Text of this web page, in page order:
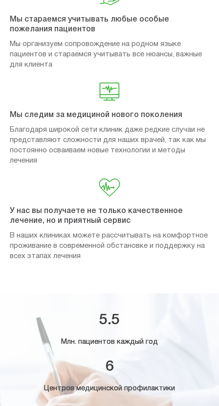
Мы стараемся учитывать любые особые
пожелания пациентов
Мы организуем сопровождение на родном языке
пациентов и стараемся учитывать все нюансы, важные
для клиента
Мы следим за медициной нового поколения
Благодаря широкой сети клиник даже редкие случаи не
представляют сложности для наших врачей, так как мы
постоянно осваиваем новые технологии и методы
лечения
У нас вы получаете не только качественное
лечение, но и приятный сервис
В наших клиниках можете рассчитывать на комфортное
проживание в современной обстановке и поддержку на
всех этапах лечения
5.5
Млн. пациентов каждый год
6
Центров медицинской профилактики